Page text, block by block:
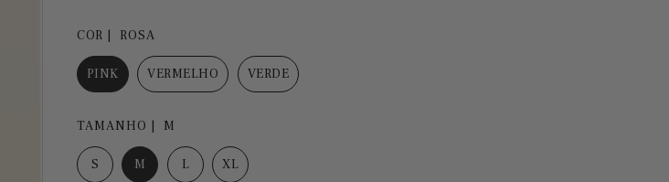
COR | ROSA
PINK VERMELHO VERDE
TAMANHO | M
S M L XL